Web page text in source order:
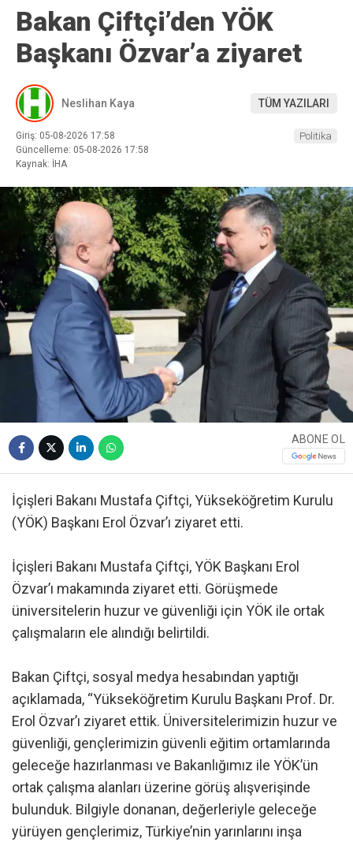
Bakan Çiftçi’den YÖK
Başkanı Özvar’a ziyaret
Neslihan Kaya TÜM YAZILARI
Giriş: 05-08-2026 17:58
Güncelleme: 05-08-2026 17:58
Kaynak: İHA
Politika
ABONE OL
İçişleri Bakanı Mustafa Çiftçi, Yükseköğretim Kurulu
(YÖK) Başkanı Erol Özvar’ı ziyaret etti.
İçişleri Bakanı Mustafa Çiftçi, YÖK Başkanı Erol
Özvar’ı makamında ziyaret etti. Görüşmede
üniversitelerin huzur ve güvenliği için YÖK ile ortak
çalışmaların ele alındığı belirtildi.
Bakan Çiftçi, sosyal medya hesabından yaptığı
açıklamada, “Yükseköğretim Kurulu Başkanı Prof. Dr.
Erol Özvar’ı ziyaret ettik. Üniversitelerimizin huzur ve
güvenliği, gençlerimizin güvenli eğitim ortamlarında
geleceğe hazırlanması ve Bakanlığımız ile YÖK’ün
ortak çalışma alanları üzerine görüş alışverişinde
bulunduk. Bilgiyle donanan, değerleriyle geleceğe
yürüyen gençlerimiz, Türkiye’nin yarınlarını inşa